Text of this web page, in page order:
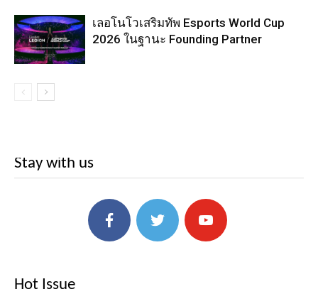
เลอโนโวเสริมทัพ Esports World Cup
2026 ในฐานะ Founding Partner
Stay with us
Hot Issue